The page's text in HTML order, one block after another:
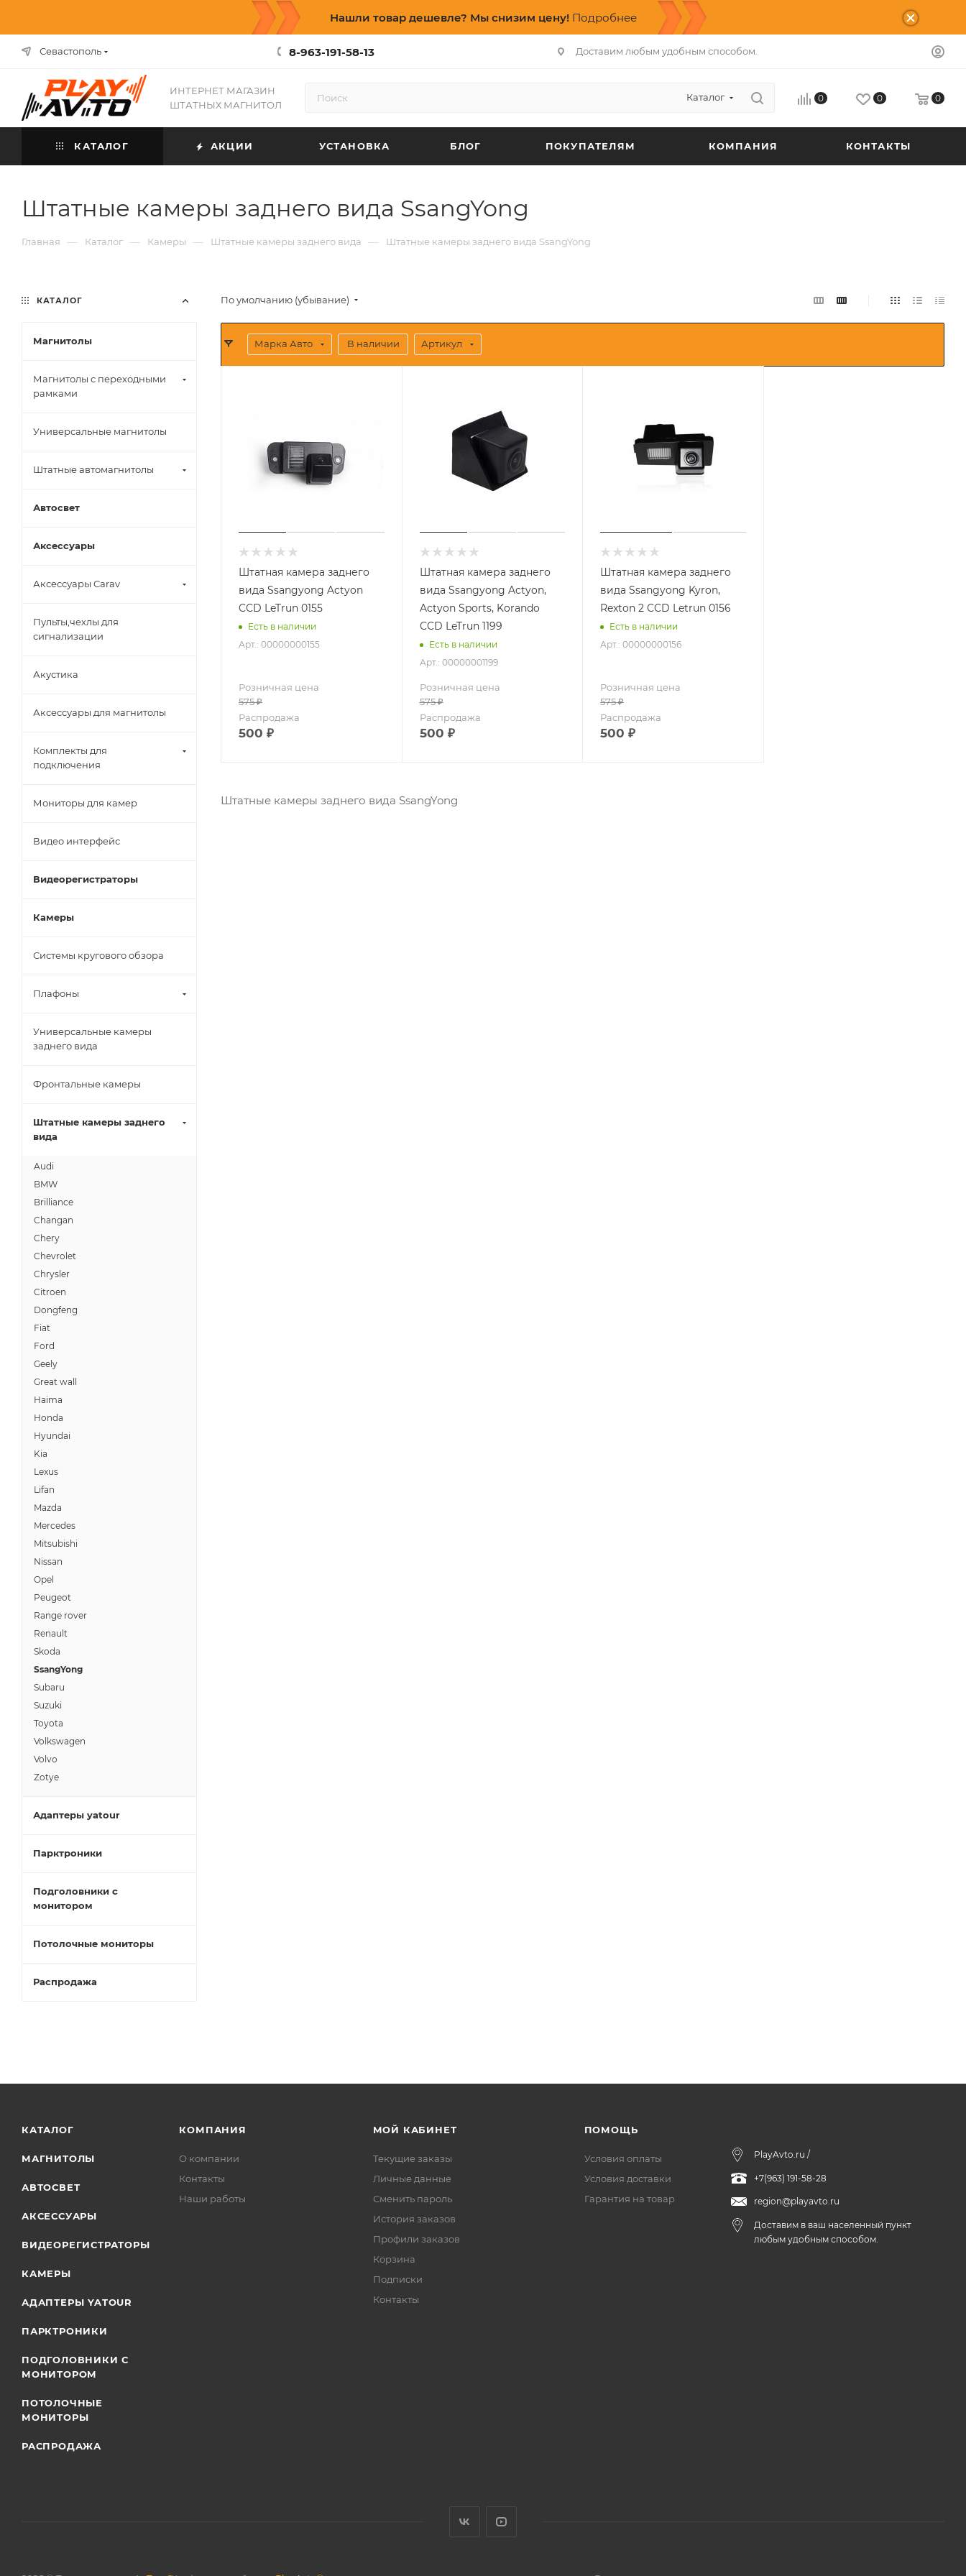
Нашли товар дешевле? Мы снизим цену! Подробнее
Севастополь 8-963-191-58-13 Доставим любым удобным способом.
ИНТЕРНЕТ МАГАЗИН
ШТАТНЫХ МАГНИТОЛ
Каталог 0 0 0
КАТАЛОГ АКЦИИ УСТАНОВКА БЛОГ ПОКУПАТЕЛЯМ КОМПАНИЯ КОНТАКТЫ
Штатные камеры заднего вида SsangYong
Главная — Каталог — Камеры — Штатные камеры заднего вида — Штатные камеры заднего вида SsangYong
По умолчанию (убывание)
Марка Авто В наличии Артикул
Штатная камера заднего
вида Ssangyong Actyon
CCD LeTrun 0155
Есть в наличии
Арт.: 00000000155
Розничная цена
575₽
Распродажа
500 ₽
Штатная камера заднего
вида Ssangyong Actyon,
Actyon Sports, Korando
CCD LeTrun 1199
Есть в наличии
Арт.: 00000001199
Розничная цена
575₽
Распродажа
500 ₽
Штатная камера заднего
вида Ssangyong Kyron,
Rexton 2 CCD Letrun 0156
Есть в наличии
Арт.: 00000000156
Розничная цена
575₽
Распродажа
500 ₽
Штатные камеры заднего вида SsangYong
КАТАЛОГ
Магнитолы
Магнитолы с переходными
рамками
Универсальные магнитолы
Штатные автомагнитолы
Автосвет
Аксессуары
Аксессуары Carav
Пульты,чехлы для
сигнализации
Акустика
Аксессуары для магнитолы
Комплекты для
подключения
Мониторы для камер
Видео интерфейс
Видеорегистраторы
Камеры
Системы кругового обзора
Плафоны
Универсальные камеры
заднего вида
Фронтальные камеры
Штатные камеры заднего
вида
Audi
BMW
Brilliance
Changan
Chery
Chevrolet
Chrysler
Citroen
Dongfeng
Fiat
Ford
Geely
Great wall
Haima
Honda
Hyundai
Kia
Lexus
Lifan
Mazda
Mercedes
Mitsubishi
Nissan
Opel
Peugeot
Range rover
Renault
Skoda
SsangYong
Subaru
Suzuki
Toyota
Volkswagen
Volvo
Zotye
Адаптеры yatour
Парктроники
Подголовники с
монитором
Потолочные мониторы
Распродажа
КАТАЛОГ
МАГНИТОЛЫ
АВТОСВЕТ
АКСЕССУАРЫ
ВИДЕОРЕГИСТРАТОРЫ
КАМЕРЫ
АДАПТЕРЫ YATOUR
ПАРКТРОНИКИ
ПОДГОЛОВНИКИ С
МОНИТОРОМ
ПОТОЛОЧНЫЕ
МОНИТОРЫ
РАСПРОДАЖА
КОМПАНИЯ
О компании
Контакты
Наши работы
МОЙ КАБИНЕТ
Текущие заказы
Личные данные
Сменить пароль
История заказов
Профили заказов
Корзина
Подписки
Контакты
ПОМОЩЬ
Условия оплаты
Условия доставки
Гарантия на товар
PlayAvto.ru /
+7(963) 191-58-28
region@playavto.ru
Доставим в ваш населенный пункт
любым удобным способом.